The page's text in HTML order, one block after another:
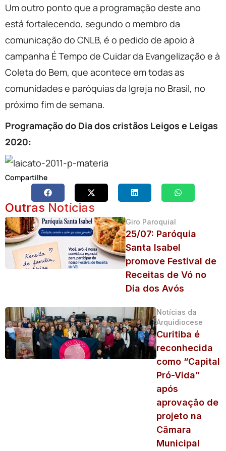
Um outro ponto que a programação deste ano
está fortalecendo, segundo o membro da
comunicação do CNLB, é o pedido de apoio à
campanha É Tempo de Cuidar da Evangelização e à
Coleta do Bem, que acontece em todas as
comunidades e paróquias da Igreja no Brasil, no
próximo fim de semana.
Programação do Dia dos cristãos Leigos e Leigas
2020:
Compartilhe
Outras Notícias
Giro Paroquial
25/07: Paróquia
Santa Isabel
promove Festival de
Receitas de Vó no
Dia dos Avós
Notícias da
Arquidiocese
Curitiba é
reconhecida
como “Capital
Pró-Vida”
após
aprovação de
projeto na
Câmara
Municipal